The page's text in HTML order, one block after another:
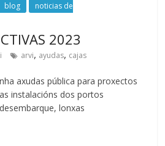
blog
noticias de
2023
arvi, ayudas, cajas
axudas pública para proxectos
instalacións dos portos
lonxas